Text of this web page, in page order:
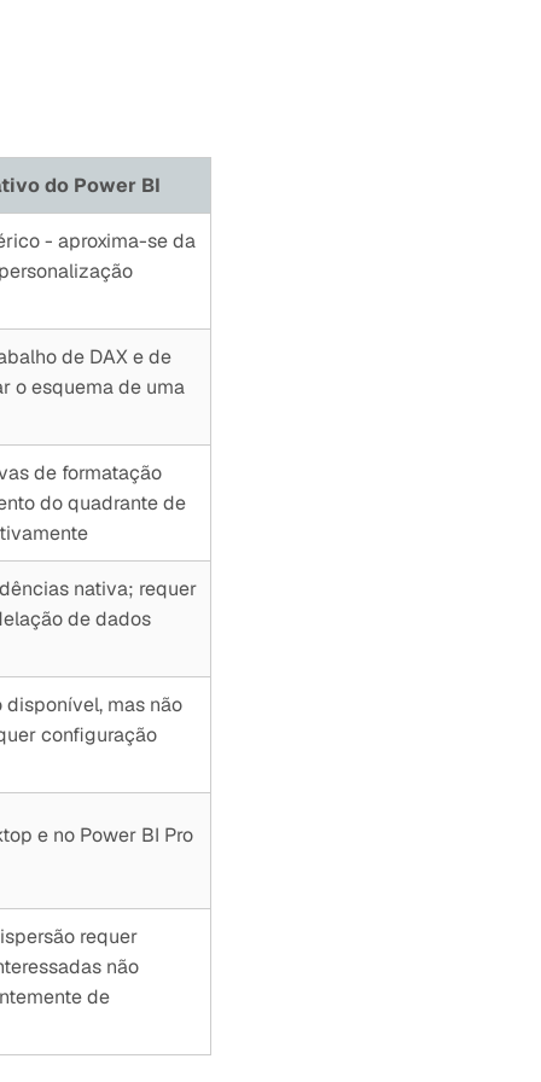
do Power BI
- aproxima-se da
de DAX e de
o esquema de uma
de formatação
do quadrante de
nativa; requer
de dados
mas não
configuração
e no Power BI Pro
requer
não
de